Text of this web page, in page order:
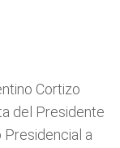
Cortizo
del Presidente
Presidencial a